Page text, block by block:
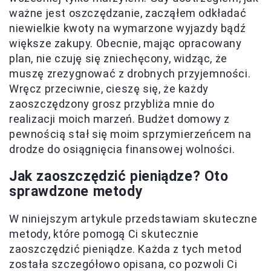
ważne jest oszczędzanie, zacząłem odkładać
niewielkie kwoty na wymarzone wyjazdy bądź
większe zakupy. Obecnie, mając opracowany
plan, nie czuję się zniechęcony, widząc, że
muszę zrezygnować z drobnych przyjemności.
Wręcz przeciwnie, cieszę się, że każdy
zaoszczędzony grosz przybliża mnie do
realizacji moich marzeń. Budżet domowy z
pewnością stał się moim sprzymierzeńcem na
drodze do osiągnięcia finansowej wolności.
Jak zaoszczędzić pieniądze? Oto
sprawdzone metody
W niniejszym artykule przedstawiam skuteczne
metody, które pomogą Ci skutecznie
zaoszczędzić pieniądze. Każda z tych metod
została szczegółowo opisana, co pozwoli Ci